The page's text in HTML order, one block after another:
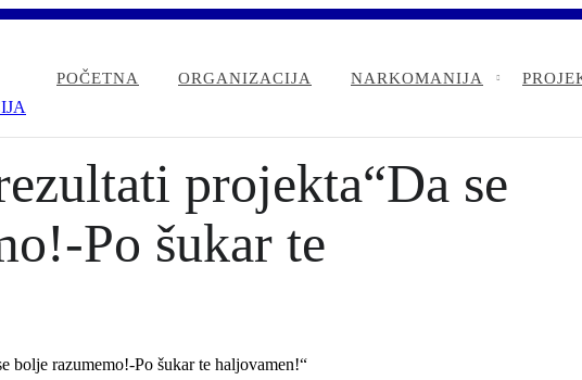
POČETNA ORGANIZACIJA NARKOMANIJA
projekta“Da se
Po šukar te